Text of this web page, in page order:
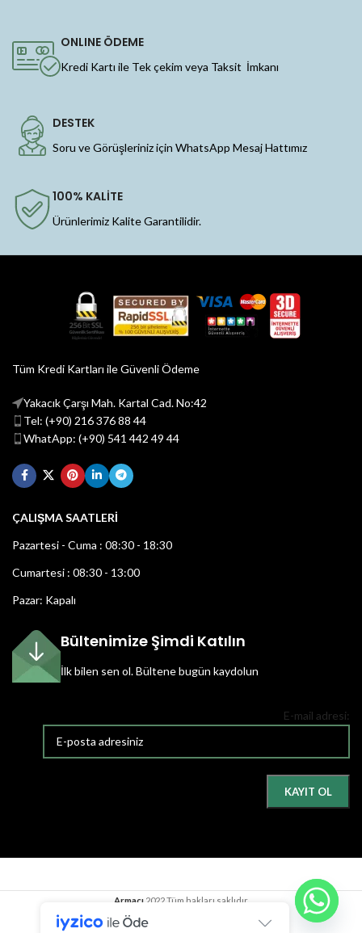
ONLINE ÖDEME
Kredi Kartı ile Tek çekim veya Taksit İmkanı
DESTEK
Soru ve Görüşleriniz için WhatsApp Mesaj Hattımız
100% KALİTE
Ürünlerimiz Kalite Garantilidir.
Tüm Kredi Kartları ile Güvenli Ödeme
Yakacık Çarşı Mah. Kartal Cad. No:42
Tel: (+90) 216 376 88 44
WhatApp: (+90) 541 442 49 44
ÇALIŞMA SAATLERİ
Pazartesi - Cuma : 08:30 - 18:30
Cumartesi : 08:30 - 13:00
Pazar: Kapalı
Bültenimize Şimdi Katılın
İlk bilen sen ol.Bültene bugün kaydolun
E-mail adresi:
Armacı 2022 Tüm hakları saklıdır.